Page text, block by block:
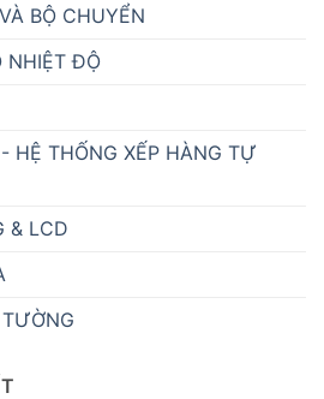
BỘ CHUYỂN
NHIỆT ĐỘ
HỆ THỐNG XẾP HÀNG TỰ
& LCD